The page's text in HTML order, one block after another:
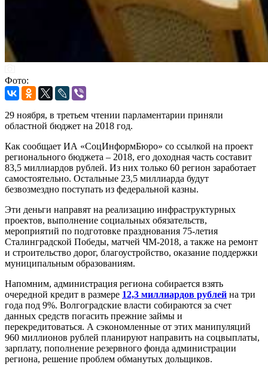
Фото:
29 ноября, в третьем чтении парламентарии приняли
областной бюджет на 2018 год.
Как сообщает ИА «СоцИнформБюро» со ссылкой на проект
регионального бюджета – 2018, его доходная часть составит
83,5 миллиардов рублей. Из них только 60 регион заработает
самостоятельно. Остальные 23,5 миллиарда будут
безвозмездно поступать из федеральной казны.
Эти деньги направят на реализацию инфраструктурных
проектов, выполнение социальных обязательств,
мероприятий по подготовке празднования 75-летия
Сталинградской Победы, матчей ЧМ-2018, а также на ремонт
и строительство дорог, благоустройство, оказание поддержки
муниципальным образованиям.
Напомним, администрация региона собирается взять
очередной кредит в размере 12,3 миллиардов рублей на три
года под 9%. Волгоградские власти собираются за счет
данных средств погасить прежние займы и
перекредитоваться. А сэкономленные от этих манипуляций
960 миллионов рублей планируют направить на соцвыплаты,
зарплату, пополнение резервного фонда администрации
региона, решение проблем обманутых дольщиков.